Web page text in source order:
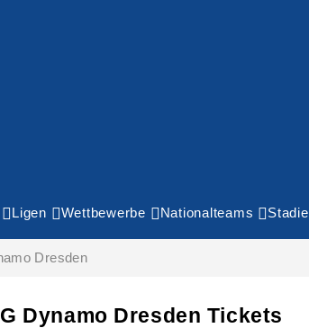
Ligen Wettbewerbe Nationalteams
Dynamo Dresden Tickets
Dresden